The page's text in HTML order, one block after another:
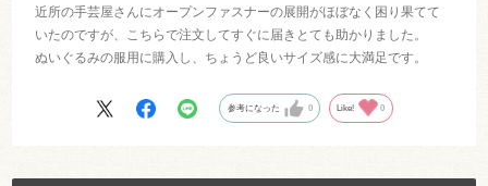
近所の手芸屋さんにオープンファスナーの展開がほぼなく困り果てて
いたのですが、こちらで注文してすぐに届きとても助かりました。
ぬいぐるみの服用に購入し、ちょうど良いサイズ感に大満足です。
参考になった 0 Like! 0